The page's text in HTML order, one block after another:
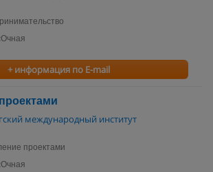
Очная
+ информация по E-mail
международный институт
проектами
Очная